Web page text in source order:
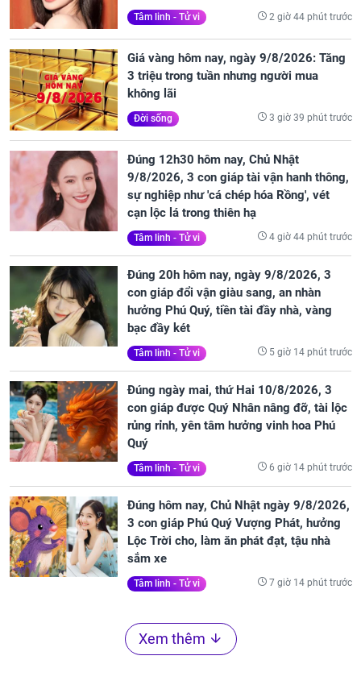
Tâm linh - Tử vi 2 giờ 44 phút trước
Giá vàng hôm nay, ngày 9/8/2026: Tăng
3 triệu trong tuần nhưng người mua
không lãi
Đời sống 3 giờ 39 phút trước
Đúng 12h30 hôm nay, Chủ Nhật
9/8/2026, 3 con giáp tài vận hanh thông,
sự nghiệp như 'cá chép hóa Rồng', vét
cạn lộc lá trong thiên hạ
Tâm linh - Tử vi 4 giờ 44 phút trước
Đúng 20h hôm nay, ngày 9/8/2026, 3
con giáp đổi vận giàu sang, an nhàn
hưởng Phú Quý, tiền tài đầy nhà, vàng
bạc đầy két
Tâm linh - Tử vi 5 giờ 14 phút trước
Đúng ngày mai, thứ Hai 10/8/2026, 3
con giáp được Quý Nhân nâng đỡ, tài lộc
rủng rỉnh, yên tâm hưởng vinh hoa Phú
Quý
Tâm linh - Tử vi 6 giờ 14 phút trước
Đúng hôm nay, Chủ Nhật ngày 9/8/2026,
3 con giáp Phú Quý Vượng Phát, hưởng
Lộc Trời cho, làm ăn phát đạt, tậu nhà
sắm xe
Tâm linh - Tử vi 7 giờ 14 phút trước
Xem thêm